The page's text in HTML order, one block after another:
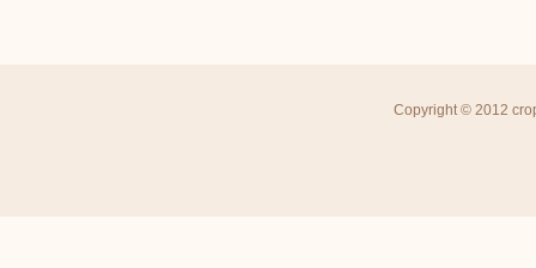
Copyright © 2012